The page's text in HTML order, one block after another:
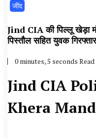
Taaja
Weather
Haryana
News,
News, AHN
‌जींद
Jind CIA की पिल्लू खेड़ा
पिस्तौल सहित युवक गिरफ्तार
0 minutes, 5 seconds Read
Jind CIA
Khera